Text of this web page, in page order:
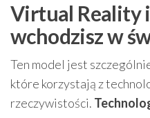
Virtual Reality
wchodzisz w
Ten model jest
które korzystają z
rzeczywistości.